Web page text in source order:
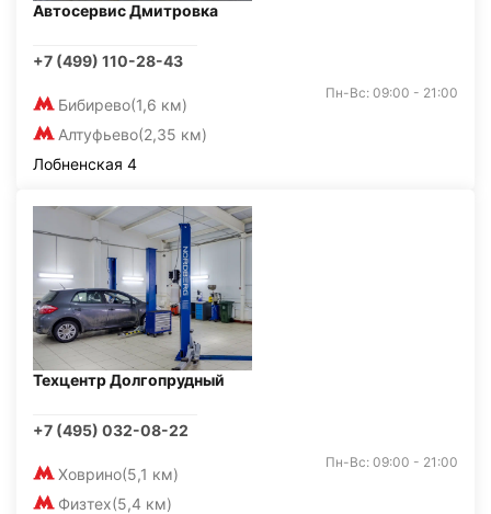
Автосервис Дмитровка
+7 (499) 110-28-43
Бибирево(1,6 км)
Алтуфьево(2,35 км)
Пн-Вс: 09:00 - 21:00
Лобненская 4
Техцентр Долгопрудный
+7 (495) 032-08-22
Ховрино(5,1 км)
Физтех(5,4 км)
Пн-Вс: 09:00 - 21:00